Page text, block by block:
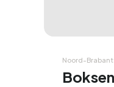
Noord-Brabant